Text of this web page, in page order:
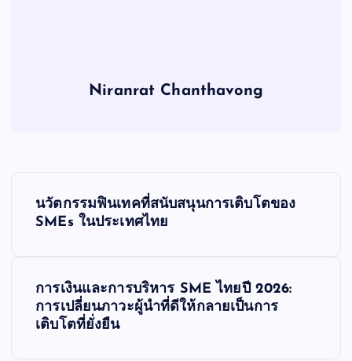
Niranrat Chanthavong
นวัตกรรมฟินเทคที่สนับสนุนการเติบโตของ
SMEs ในประเทศไทย
การเงินและการบริหาร SME ไทยปี 2026:
การเปลี่ยนภาวะผู้นำที่ดีให้กลายเป็นการ
เติบโตที่ยั่งยืน